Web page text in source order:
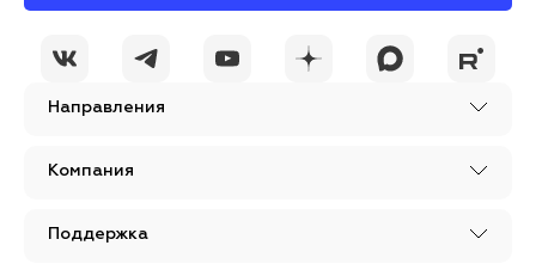
Направления
Компания
Поддержка